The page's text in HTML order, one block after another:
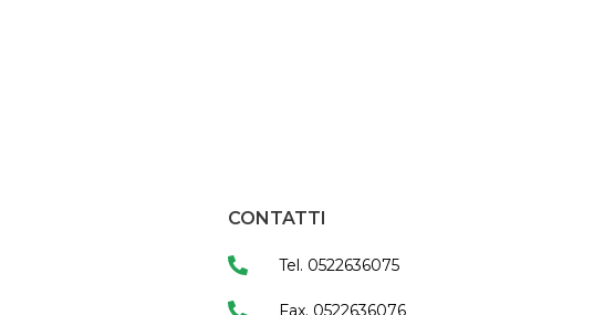
CONTATTI
Tel. 0522636075
Fax. 0522636076